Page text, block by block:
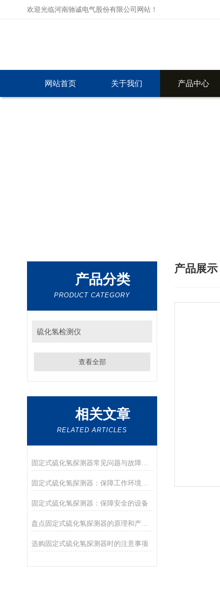
欢迎光临河南驰诚电气股份有限公司网站！
网站首页 关于我们 产品中心
产品分类
PRODUCT CATEGORY
硫化氢检测仪
查看全部
相关文章
RELATED ARTICLES
固定式硫化氢探测器：保障安全的设备
盘点固定式硫化氢探测器的原理和产品特点
选购固定式硫化氢探测器时的注意事项
产品展示